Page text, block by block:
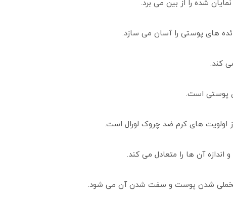
شده را از بین می برد.
های پوستی را آسان می سازد.
کند.
پوستی است.
اولویت های کرم ضد چروک لورال است.
آن ها را متعادل می کند.
شدن پوست و سفت شدن آن می شود.